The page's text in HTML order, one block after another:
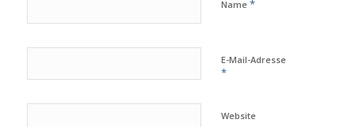
Name *
E-Mail-Adresse
*
Website